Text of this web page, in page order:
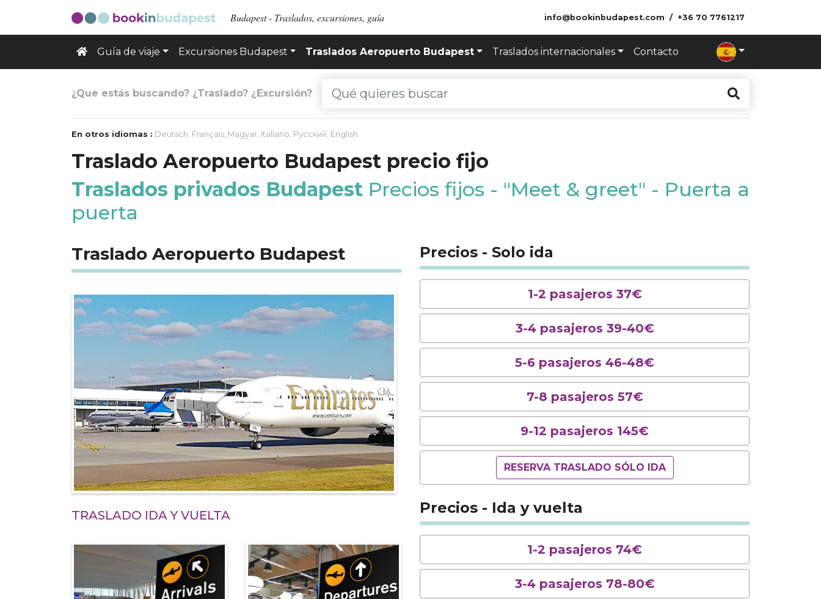
Budapest - Traslados, excursiones, guía info@bookinbudapest.com +36 70 7761217
Guía de viaje Excursiones Budapest Traslados Aeropuerto Budapest Traslados internacionales Contacto
¿Que estás buscando? ¿Traslado? ¿Excursión?
En otros idiomas : Deutsch, Français, Magyar, Italiano, Русский, English
Traslado Aeropuerto Budapest precio fijo
Traslados privados Budapest Precios fijos - "Meet & greet" - Puerta a
puerta
Traslado Aeropuerto Budapest
TRASLADO IDA Y VUELTA
Precios - Solo ida
1-2 pasajeros 37€
3-4 pasajeros 39-40€
5-6 pasajeros 46-48€
7-8 pasajeros 57€
9-12 pasajeros 145€
RESERVA TRASLADO SÓLO IDA
Precios - Ida y vuelta
1-2 pasajeros 74€
3-4 pasajeros 78-80€